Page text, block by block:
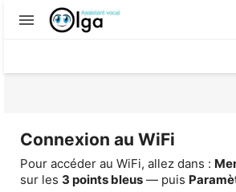

Connexion au WiFi
Pour accéder au WiFi, allez dans :
sur les 3 points bleus — puis